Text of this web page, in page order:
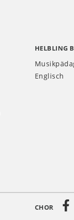
HELBLING
Englisch
CHOR